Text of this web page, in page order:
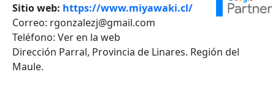
Sitio web: https://www.miyawaki.cl/
Correo: rgonzalezj@gmail.com
Teléfono: Ver en la web
Dirección Parral, Provincia de Linares. Región del
Maule.